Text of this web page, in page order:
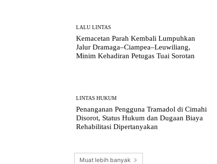
LALU LINTAS
Kemacetan Parah Kembali Lumpuhkan
Jalur Dramaga–Ciampea–Leuwiliang,
Minim Kehadiran Petugas Tuai Sorotan
LINTAS HUKUM
Penanganan Pengguna Tramadol di Cimahi
Disorot, Status Hukum dan Dugaan Biaya
Rehabilitasi Dipertanyakan
Muat lebih banyak